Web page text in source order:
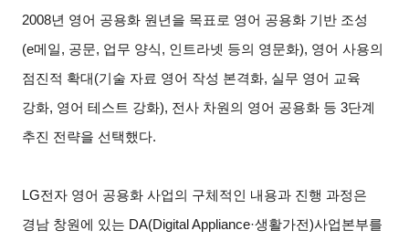
2008년 영어 공용화 원년을 목표로 영어 공용화 기반 조성
(e메일, 공문, 업무 양식, 인트라넷 등의 영문화), 영어 사용의
점진적 확대(기술 자료 영어 작성 본격화, 실무 영어 교육
강화, 영어 테스트 강화), 전사 차원의 영어 공용화 등 3단계
추진 전략을 선택했다.
LG전자 영어 공용화 사업의 구체적인 내용과 진행 과정은
경남 창원에 있는 DA(Digital Appliance·생활가전)사업본부를